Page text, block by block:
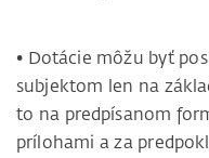
• Dotácie môžu byť
subjektom len na
to na predpísanom
prílohami a za